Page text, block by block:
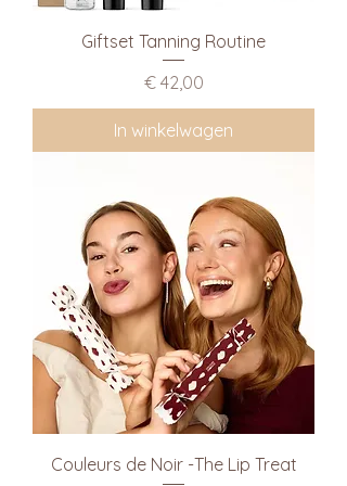
Giftset Tanning Routine
Prijs
€ 42,00
In winkelwagen
Couleurs de Noir -The Lip Treat